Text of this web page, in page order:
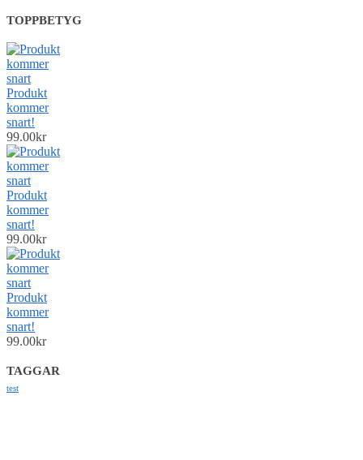
TOPPBETYG
Produkt
kommer
snart!
99.00kr
Produkt
kommer
snart!
99.00kr
Produkt
kommer
snart!
99.00kr
TAGGAR
test